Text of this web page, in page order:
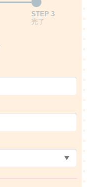
STEP 3
完了